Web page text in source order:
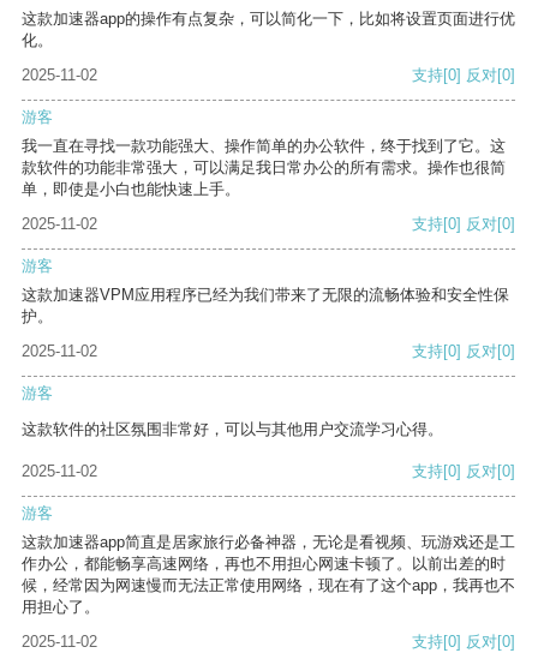
这款加速器app的操作有点复杂，可以简化一下，比如将设置页面进行优
化。
2025-11-02
支持[0] 反对[0]
游客
我一直在寻找一款功能强大、操作简单的办公软件，终于找到了它。这
款软件的功能非常强大，可以满足我日常办公的所有需求。操作也很简
单，即使是小白也能快速上手。
2025-11-02
支持[0] 反对[0]
游客
这款加速器VPM应用程序已经为我们带来了无限的流畅体验和安全性保
护。
2025-11-02
支持[0] 反对[0]
游客
这款软件的社区氛围非常好，可以与其他用户交流学习心得。
2025-11-02 支持[0] 反对[0]
游客
这款加速器app简直是居家旅行必备神器，无论是看视频、玩游戏还是工
作办公，都能畅享高速网络，再也不用担心网速卡顿了。以前出差的时
候，经常因为网速慢而无法正常使用网络，现在有了这个app，我再也不
用担心了。
2025-11-02
支持[0] 反对[0]